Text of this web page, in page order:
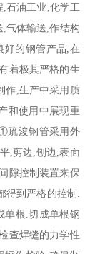
,石油工业,化学工
气体输送,作结构
的钢管产品,在
着极其严格的生
作,生产中采用质
和使用中展现重
浚钢管采用外
,剪边,刨边,表面
控制装置来保
到严格的控制.
根.切成单根钢
查焊缝的力学性